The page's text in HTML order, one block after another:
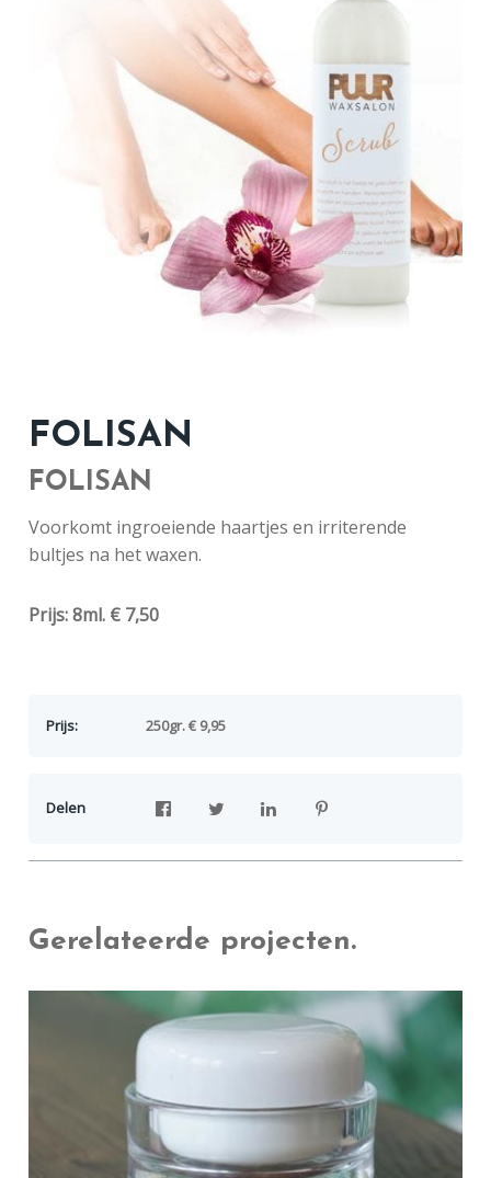
FOLISAN
FOLISAN
Voorkomt ingroeiende haartjes en irriterende
bultjes na het waxen.
Prijs: 8ml. € 7,50
Prijs: 250gr. € 9,95
Delen
Gerelateerde projecten.